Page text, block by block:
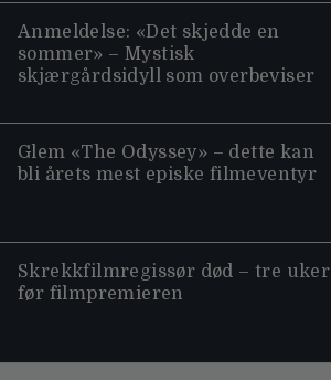
Anmeldelse: «Det skjedde en
sommer» – Mystisk
skjærgårdsidyll som overbeviser
Glem «The Odyssey» – dette kan
bli årets mest episke filmeventyr
Skrekkfilmregissør død – tre uker
før filmpremieren